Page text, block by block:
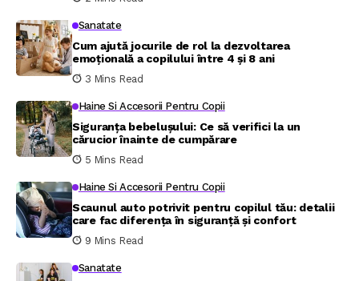
Sanatate
Cum ajută jocurile de rol la dezvoltarea
emoțională a copilului între 4 și 8 ani
3 Mins Read
Haine Si Accesorii Pentru Copii
Siguranța bebelușului: Ce să verifici la un
cărucior înainte de cumpărare
5 Mins Read
Haine Si Accesorii Pentru Copii
Scaunul auto potrivit pentru copilul tău: detalii
care fac diferența în siguranță și confort
9 Mins Read
Sanatate